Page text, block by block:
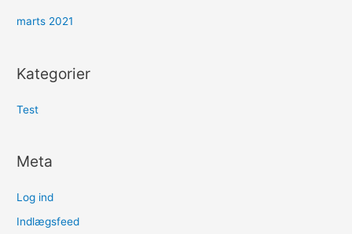
marts 2021
Kategorier
Test
Meta
Log ind
Indlægsfeed